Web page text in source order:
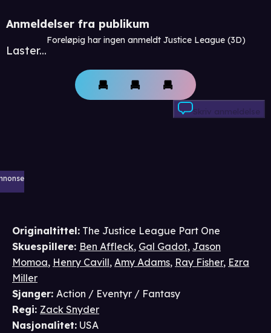
Anmeldelser fra publikum
Laster...
Foreløpig har ingen anmeldt Justice League (3D)
Skriv anmeldelse
Originaltittel: The Justice League Part One
Skuespillere: Ben Affleck, Gal Gadot, Jason
Momoa, Henry Cavill, Amy Adams, Ray Fisher, Ezra
Miller
Sjanger: Action / Eventyr / Fantasy
Regi: Zack Snyder
Nasjonalitet: USA